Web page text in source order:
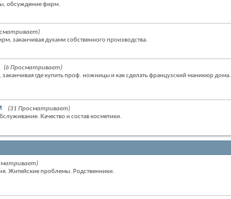
обсуждение фирм.
заканчивая духами собственного производства.
(6 Просматривает)
заканчивая где купить проф. ножницы и как сделать французский маникюр дома.
(31 Просматривает)
Качество и состав косметики.
Житейские проблемы. Родственники.